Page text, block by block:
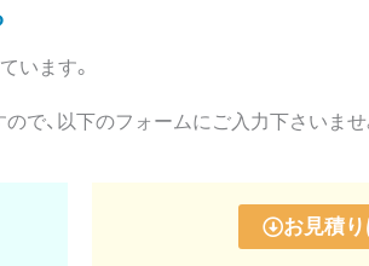
います。
で、以下のフォームにご入力下さいませ
お見積